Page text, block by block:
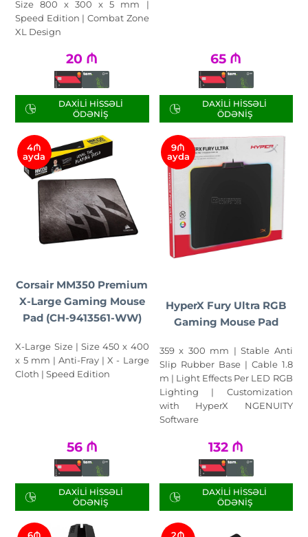
Size 800 x 300 x 5 mm |
Speed Edition | Combat Zone
XL Design
20 ₼
DAXILI HISSƏLI
ÖDƏNIŞ
65 ₼
DAXILI HISSƏLI
ÖDƏNIŞ
4₼
ayda
Corsair MM350 Premium
X-Large Gaming Mouse
Pad (CH-9413561-WW)
X-Large Size | Size 450 x 400
x 5 mm | Anti-Fray | X - Large
Cloth | Speed Edition
56 ₼
DAXILI HISSƏLI
ÖDƏNIŞ
9₼
ayda
HyperX Fury Ultra RGB
Gaming Mouse Pad
359 x 300 mm | Stable Anti
Slip Rubber Base | Cable 1.8
m | Light Effects Per LED RGB
Lighting | Customization
with HyperX NGENUITY
Software
132 ₼
DAXILI HISSƏLI
ÖDƏNIŞ